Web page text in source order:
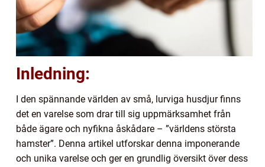
Inledning:
I den spännande världen av små, lurviga husdjur finns
det en varelse som drar till sig uppmärksamhet från
både ägare och nyfikna åskådare – ”världens största
hamster”. Denna artikel utforskar denna imponerande
och unika varelse och ger en grundlig översikt över dess